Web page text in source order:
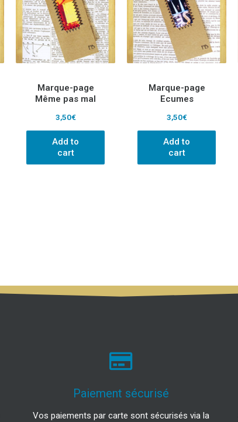
Marque-page
Même pas mal
3,50€
Add to
cart
Marque-page
Ecumes
3,50€
Add to
cart
Paiement sécurisé
Vos paiements par carte sont sécurisés via la